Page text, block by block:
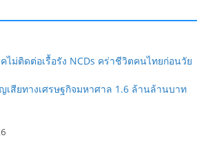
ไม่ติดต่อเรื้อรัง NCDs คร่าชีวิตคนไทยก่อนวัย
เสียทางเศรษฐกิจมหาศาล 1.6 ล้านล้านบาท